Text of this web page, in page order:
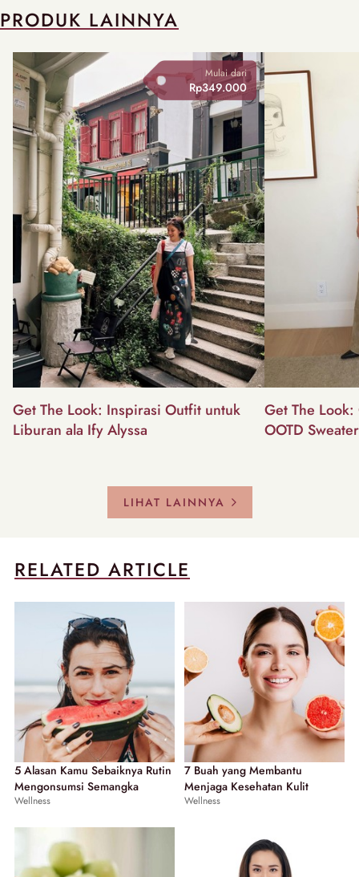
PRODUK LAINNYA
Mulai dari
Rp349.000
Get The Look: Inspirasi Outfit untuk
Liburan ala Ify Alyssa
Get The
OOTD
LIHAT LAINNYA
RELATED ARTICLE
5 Alasan Kamu Sebaiknya Rutin
Mengonsumsi Semangka
Wellness
7 Buah yang Membantu
Menjaga Kesehatan Kulit
Wellness